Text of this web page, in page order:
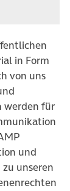
in Form
von uns
werden für
und
unseren